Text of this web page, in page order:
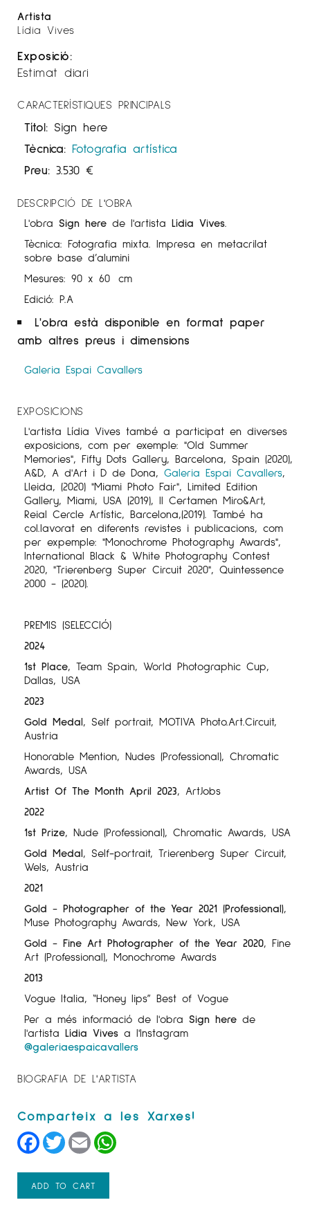
Artista
Lídia Vives
Exposició:
Estimat diari
CARACTERÍSTIQUES PRINCIPALS
Títol: Sign here
Tècnica: Fotografia artística
Preu: 3.530 €
DESCRIPCIÓ DE L'OBRA
L'obra Sign here de l'artista Lídia Vives.
Tècnica: Fotografia mixta. Impresa en metacrilat
sobre base d’alumini
Mesures: 90 x 60 cm
Edició: P.A
L'obra està disponible en format paper
amb altres preus i dimensions
Galeria Espai Cavallers
EXPOSICIONS
L'artista Lídia Vives també a participat en diverses
exposicions, com per exemple: "Old Summer
Memories", Fifty Dots Gallery, Barcelona, Spain (2020),
A&D, A d'Art i D de Dona, Galeria Espai Cavallers,
Lleida, (2020) "Miami Photo Fair", Limited Edition
Gallery, Miami, USA (2019), II Certamen Miro&Art,
Reial Cercle Artístic, Barcelona,(2019). També ha
col.lavorat en diferents revistes i publicacions, com
per expemple: "Monochrome Photography Awards",
International Black & White Photography Contest
2020, "Trierenberg Super Circuit 2020", Quintessence
2000 - (2020).
PREMIS (SELECCIÓ)
2024
1st Place, Team Spain, World Photographic Cup,
Dallas, USA
2023
Gold Medal, Self portrait, MOTIVA Photo.Art.Circuit,
Austria
Honorable Mention, Nudes (Professional), Chromatic
Awards, USA
Artist Of The Month April 2023, ArtJobs
2022
1st Prize, Nude (Professional), Chromatic Awards, USA
Gold Medal, Self-portrait, Trierenberg Super Circuit,
Wels, Austria
2021
Gold - Photographer of the Year 2021 (Professional),
Muse Photography Awards, New York, USA
Gold - Fine Art Photographer of the Year 2020, Fine
Art (Professional), Monochrome Awards
2013
Vogue Italia, “Honey lips” Best of Vogue
Per a més informació de l'obra Sign here de
l'artista Lídia Vives a l'Instagram
@galeriaespaicavallers
BIOGRAFIA DE L'ARTISTA
Facebook
TwitterEmail
ADD TO CART